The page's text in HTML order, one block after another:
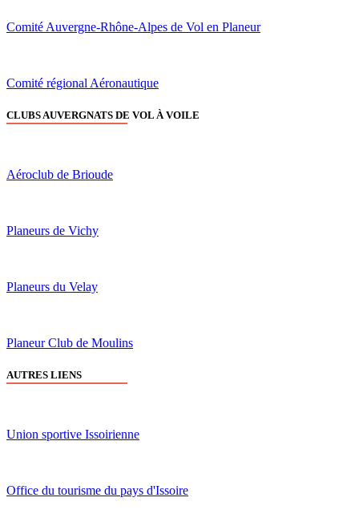
Comité Auvergne-Rhône-Alpes de Vol en Planeur
Comité régional Aéronautique
CLUBS AUVERGNATS DE VOL À VOILE
Aéroclub de Brioude
Planeurs de Vichy
Planeurs du Velay
Planeur Club de Moulins
AUTRES LIENS
Union sportive Issoirienne
Office du tourisme du pays d'Issoire